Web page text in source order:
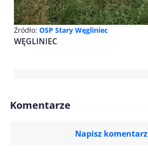
Źródło: OSP Stary Węgliniec
WĘGLINIEC
Komentarze
Napisz komentarz